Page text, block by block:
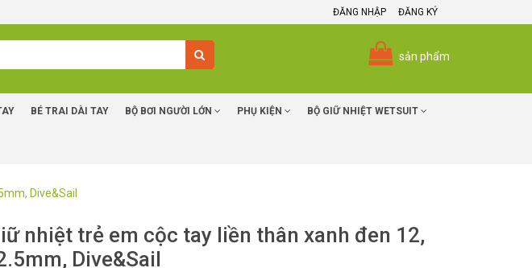
ĐĂNG NHẬP ĐĂNG KÝ
sản phẩm
BÉ TRAI DÀI TAY BỘ BƠI NGƯỜI LỚN PHỤ KIỆN BỘ GIỮ NHIỆT WETSUIT
Dive&Sail
nhiệt trẻ em cộc tay liền thân xanh đen 12,
Dive&Sail